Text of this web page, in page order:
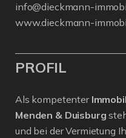
info@dieckmann-
www.dieckmann-
PROFIL
Als kompetenter
Menden & Duisburg
und bei der Vermietung